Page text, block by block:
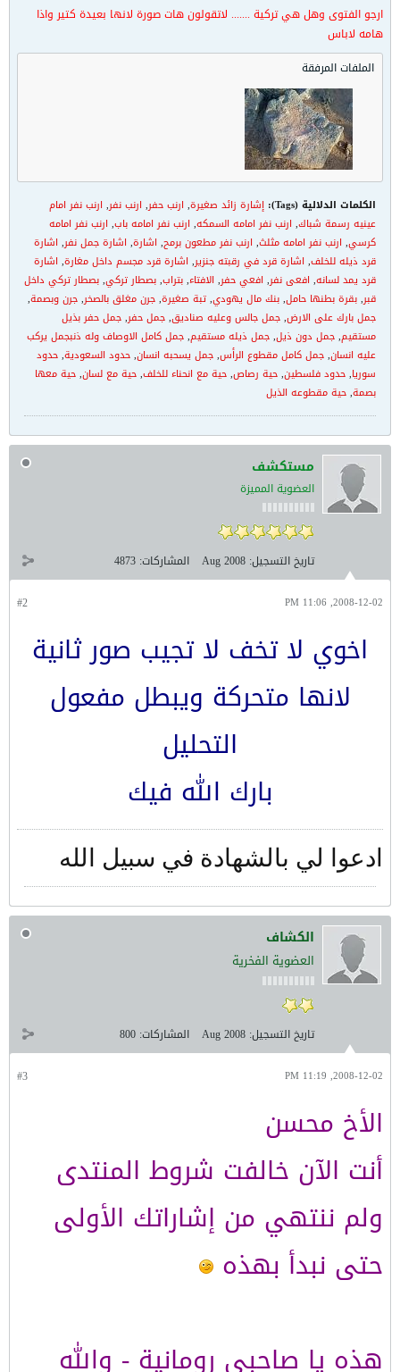
ارجو الفتوى وهل هي تركية ....... لاتقولون هات صورة لانها بعيدة كتير واذا
هامه لاباس
الملفات المرفقة
الكلمات الدلالية (Tags): إشارة زائد صغيرة, ارنب حفر, ارنب نفر, ارنب نفر امام
عينيه رسمة شباك, ارنب نفر امامه السمكه, ارنب نفر امامه باب, ارنب نفر امامه
كرسي, ارنب نفر امامه مثلث, ارنب نفر مطعون برمح, اشارة, اشارة جمل نفر, اشارة
قرد ذيله للخلف, اشارة قرد في رقبته جنزير, اشارة قرد مجسم داخل مغارة, اشارة
قرد يمد لسانه, افعى نفر, افعي حفر, الافتاء,بتراب,بصطار تركي,بصطار تركي داخل
قبر,بقرة بطنها حامل,بنك مال يهودي,تبة صغيرة,جرن مغلق بالصخر,جرن وبصمة,
جمل بارك على الارض,جمل جالس وعليه صناديق,جمل حفر,جمل حفر بذيل
مستقيم,جمل دون ذيل,جمل ذيله مستقيم,جمل كامل الاوصاف وله ذنبجمل يركب
عليه انسان,جمل كامل مقطوع الرأس,جمل يسحبه انسان,حدود السعودية,حدود
سوريا,حدود فلسطين,حية رصاص,حية مع انحناء للخلف,حية مع لسان,حية معها
بصمة,حية مقطوعه الذيل
مستكشف
العضوية المميزة
تاريخ التسجيل: Aug 2008 المشاركات: 4873
#2 2008-12-02, 11:06 PM
اخوي لا تخف لا تجيب صور ثانية
لانها متحركة ويبطل مفعول
التحليل
بارك الله فيك
ادعوا لي بالشهادة في سبيل الله
الكشاف
العضوية الفخرية
تاريخ التسجيل: Aug 2008 المشاركات: 800
#3 2008-12-02, 11:19 PM
الأخ محسن
أنت الآن خالفت شروط المنتدى
ولم ننتهي من إشاراتك الأولى
حتى نبدأ بهذه
هذه يا صاحبي رومانية - والله